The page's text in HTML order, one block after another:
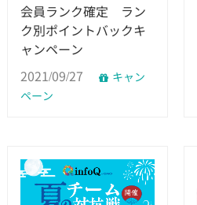
会員ランク確定 ラン
ク別ポイントバックキ
ャンペーン
2021/09/27
キャン
ペーン